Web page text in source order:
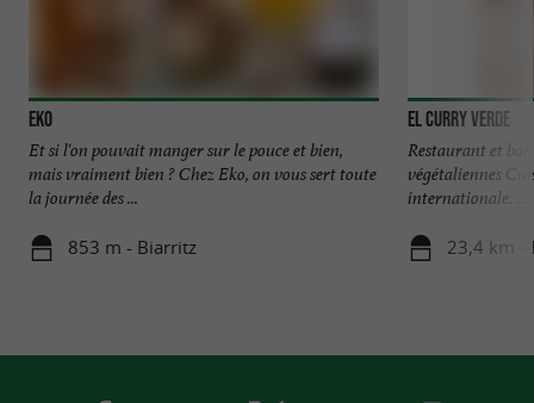
EKO
Et si l'on pouvait manger sur le pouce et bien,
mais vraiment bien ? Chez Eko, on vous sert toute
la journée des ...
853 m - Biarritz
El Curry Verde
Restaurant et bar
végétaliennes
internationale. ...
23,4 km -